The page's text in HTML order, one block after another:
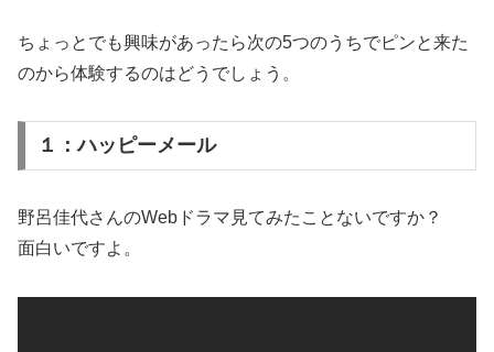
ちょっとでも興味があったら次の5つのうちでピンと来た
のから体験するのはどうでしょう。
１：ハッピーメール
野呂佳代さんのWebドラマ見てみたことないですか？
面白いですよ。